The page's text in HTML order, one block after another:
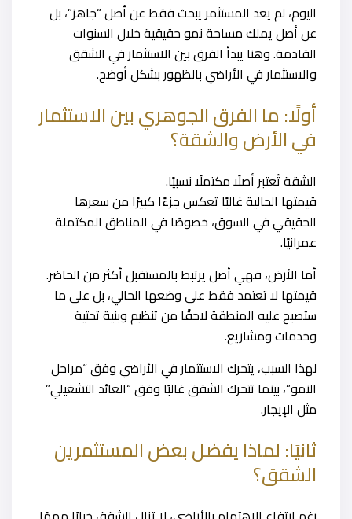
اليوم، لم يعد المستثمر يبحث فقط عن أصل “جاهز”، بل
عن أصل يملك مساحة نمو حقيقية خلال السنوات
القادمة. وهنا يبدأ الفرق بين الاستثمار في الشقق
والاستثمار في الأراضي بالظهور بشكل أوضح.
أولًا: ما الفرق الجوهري بين الاستثمار
في الأرض والشقة؟
الشقة تُعتبر أصلًا مكتملًا نسبيًا.
قيمتها الحالية غالبًا تعكس جزءًا كبيرًا من سعرها
الحقيقي في السوق، خصوصًا في المناطق المكتملة
عمرانيًا.
أما الأرض، فهي أصل يرتبط بالمستقبل أكثر من الحاضر.
قيمتها لا تعتمد فقط على وضعها الحالي، بل على ما
ستصبح عليه المنطقة لاحقًا من تنظيم وبنية تحتية
وخدمات ومشاريع.
لهذا السبب، يتحرك الاستثمار في الأراضي وفق “مراحل
النمو”، بينما تتحرك الشقق غالبًا وفق “العائد التشغيلي”
مثل الإيجار.
ثانيًا: لماذا يفضل بعض المستثمرين
الشقق؟